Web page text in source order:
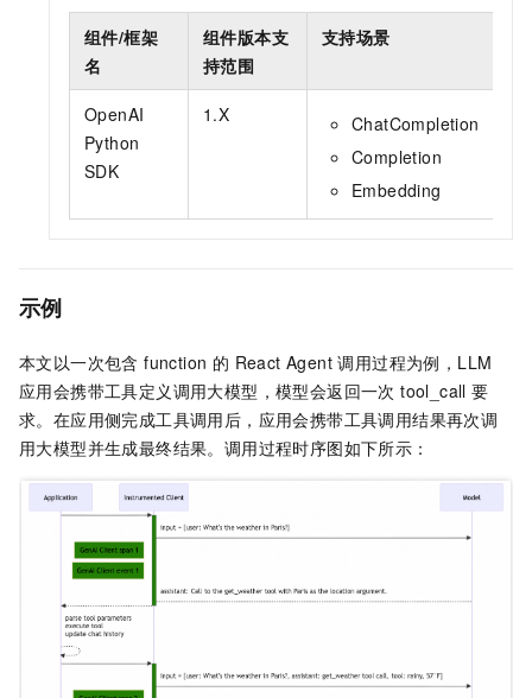
组件/框架
名
组件版本支
持范围
支持场景
OpenAI
Python
SDK
1.X
ChatCompletion
Completion
Embedding
示例
本文以一次包含 function 的 React Agent 调用过程为例，LLM
应用会携带工具定义调用大模型，模型会返回一次 tool_call 要
求。在应用侧完成工具调用后，应用会携带工具调用结果再次调
用大模型并生成最终结果。调用过程时序图如下所示：